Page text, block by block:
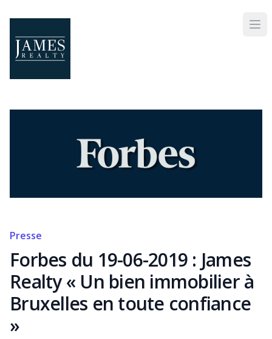
Presse
Forbes du 19-06-2019 : James
Realty « Un bien immobilier à
Bruxelles en toute confiance
»